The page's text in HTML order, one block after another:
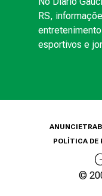
RS,
esportivos e
ANUNCIE
POLÍTICA DE
©